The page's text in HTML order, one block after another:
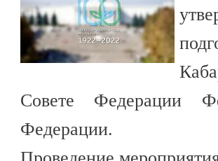
Совете Федерации
Федерации.